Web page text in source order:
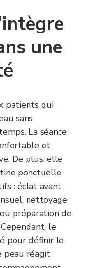
une
patients qui
sans
La séance
et
De plus, elle
ponctuelle
: éclat avant
nettoyage
préparation de
le
pour définir le
peau réagit